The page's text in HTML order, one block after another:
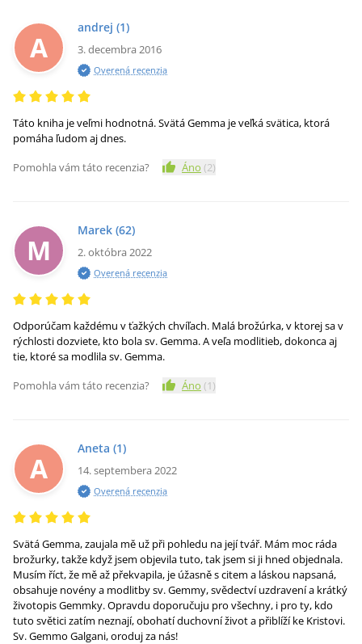
A
andrej (1)
3. decembra 2016
Overená recenzia
Táto kniha je veľmi hodnotná. Svätá Gemma je veľká svätica, ktorá
pomáha ľudom aj dnes.
Pomohla vám táto recenzia?
Áno (2)
M
Marek (62)
2. októbra 2022
Overená recenzia
Odporúčam každému v ťažkých chvíľach. Malá brožúrka, v ktorej sa v
rýchlosti dozviete, kto bola sv. Gemma. A veľa modlitieb, dokonca aj
tie, ktoré sa modlila sv. Gemma.
Pomohla vám táto recenzia?
Áno (1)
A
Aneta (1)
14. septembera 2022
Overená recenzia
Svätá Gemma, zaujala mě už při pohledu na její tvář. Mám moc ráda
brožurky, takže když jsem objevila tuto, tak jsem si ji hned objednala.
Musím říct, že mě až překvapila, je úžasně s citem a láskou napsaná,
obsahuje novény a modlitby sv. Gemmy, svědectví uzdravení a krátký
životopis Gemmky. Opravdu doporučuju pro všechny, i pro ty, kdo
tuto světici zatím neznají, obohatí duchovní život a přiblíží ke Kristovi.
Sv. Gemmo Galgani, oroduj za nás!